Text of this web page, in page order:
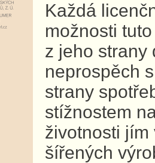
Každá
možnosti
z jeho strany
neprospěch
strany
stížnostem
životnosti
šířených